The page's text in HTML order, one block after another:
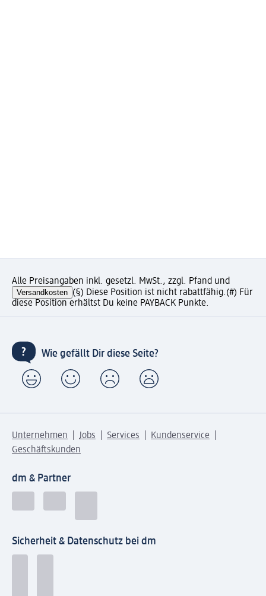
Alle Preisangaben inkl. gesetzl. MwSt., zzgl. Pfand und
Versandkosten (§) Diese Position ist nicht rabattfähig.(#) Für
diese Position erhältst Du keine PAYBACK Punkte.
Wie gefällt Dir diese Seite?
Unternehmen Jobs Services
Kundenservice
Geschäftskunden
dm & Partner
Sicherheit & Datenschutz bei dm